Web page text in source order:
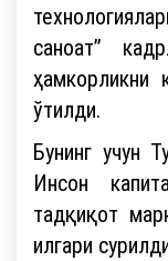
саноат”
ҳамкорликни
ўтилди.
Бунинг учун
Инсон
тадқиқот
илгари